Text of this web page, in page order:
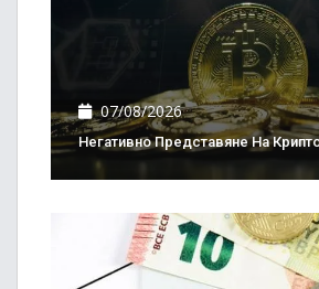
07/08/2026
Негативно Представяне На